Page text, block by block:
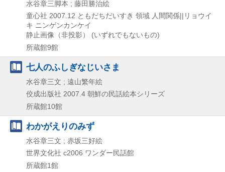
水谷章三脚本 ; 藤田勝治絵
童心社 2007.12 ともだちだいすき 領域 人間関係||リョウイ
キ ニンゲンカンケイ
静止画像（非投影） (いずれでもないもの)
所蔵館9館
七人のふしぎなじいさま
水谷章三文 ; 遠山繁年絵
佼成出版社 2007.4 朝鮮の民話絵本シリーズ
所蔵館10館
わかがえりのみず
水谷章三文 ; 赤坂三好絵
世界文化社 c2006 ワンダー民話館
所蔵館1館